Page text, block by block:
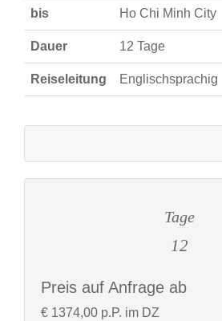
bis Ho Chi Minh City
Dauer 12 Tage
Reiseleitung Englischsprachig
Tage
12
Preis auf Anfrage ab
€ 1374,00 p.P. im DZ